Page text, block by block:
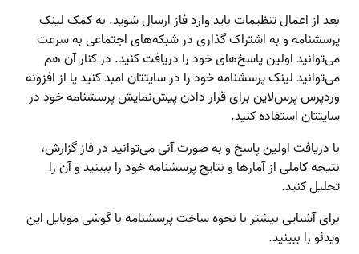
بعد از اعمال تنظیمات باید وارد فاز ارسال شوید. به کمک لینک
پرسشنامه و به اشتراک گذاری در شبکه‌های اجتماعی به سرعت
می‌توانید اولین پاسخ‌های خود را دریافت کنید. در کنار آن هم
می‌توانید لینک پرسشنامه خود را در سایتتان امبد کنید یا از افزونه
وردپرس پرس‌لاین برای قرار دادن پیش‌نمایش پرسشنامه خود در
سایتتان استفاده کنید.
با دریافت اولین پاسخ و به صورت آنی می‌توانید در فاز گزارش،
نتیجه کاملی از آمارها و نتایج پرسشنامه خود را ببینید و آن را
تحلیل کنید.
برای آشنایی بیشتر با نحوه ساخت پرسشنامه با گوشی موبایل این
ویدئو را ببینید.